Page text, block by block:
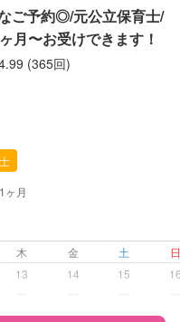
児、ともに不可
ご予約◎/元公立保育士/
月〜お受けできます！
(365回)
ヶ月
木 金 土
13 14 15